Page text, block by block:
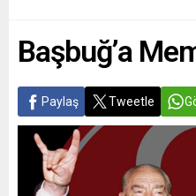
Başbuğ’a
Paylaş Tweetle